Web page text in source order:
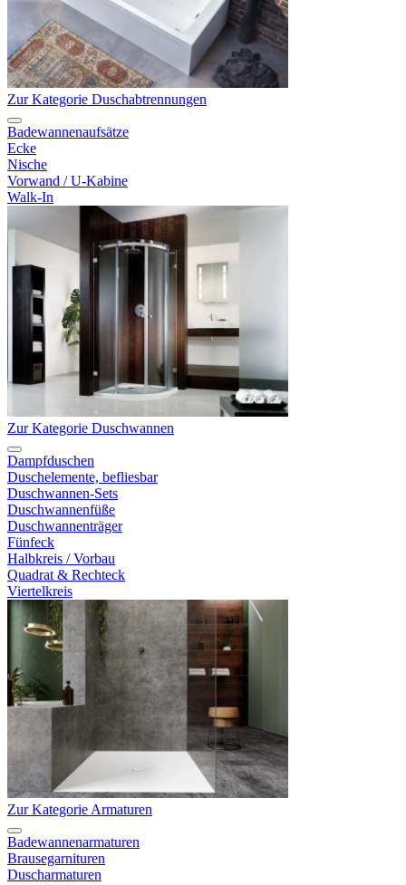
Zur Kategorie Duschabtrennungen
Badewannenaufsätze
Ecke
Nische
Vorwand / U-Kabine
Walk-In
Zur Kategorie Duschwannen
Dampfduschen
Duschelemente, befliesbar
Duschwannen-Sets
Duschwannenfüße
Duschwannenträger
Fünfeck
Halbkreis / Vorbau
Quadrat & Rechteck
Viertelkreis
Zur Kategorie Armaturen
Badewannenarmaturen
Brausegarnituren
Duscharmaturen